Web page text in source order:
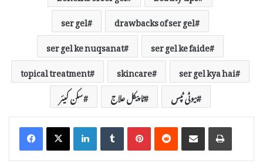
drawbacks of ser gel
ser gel
ser gel ke faide
ser gel ke nuqsanat
ser gel kya hai
skincare
topical treatment
بیوٹی ٹپس
ٹاپیکل علاج سکن کیئر
LinkedInTumblrPinterestReddit Share via Email Print